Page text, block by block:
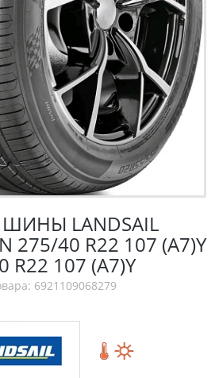
LANDSAIL
275/40 R22 107 (A7)Y
R22 107 (A7)Y
6921109068279